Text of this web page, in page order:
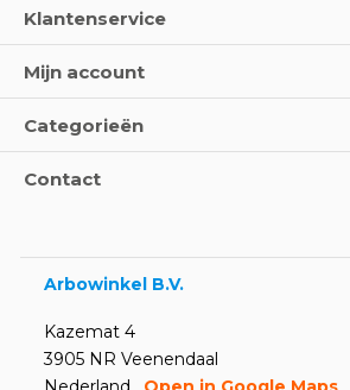
Klantenservice
Mijn account
Categorieën
Contact
Arbowinkel B.V.
Kazemat 4
3905 NR Veenendaal